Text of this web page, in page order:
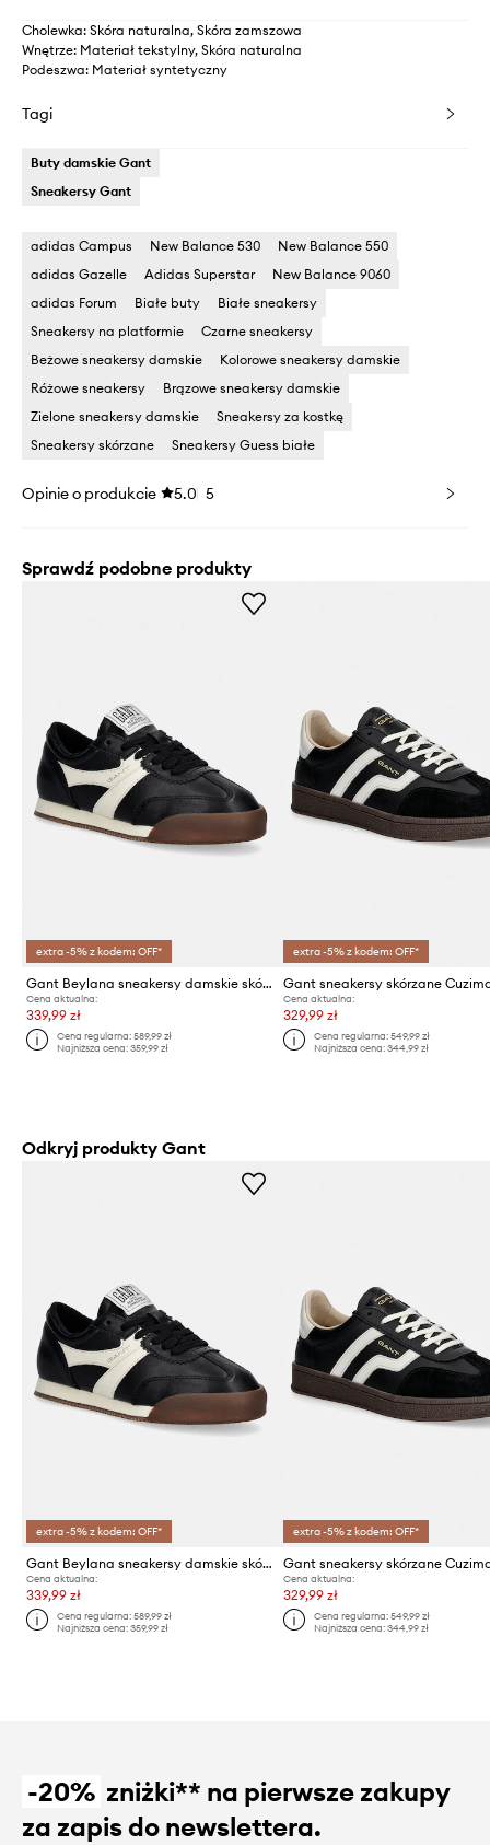
Cholewka: Skóra naturalna, Skóra zamszowa
Wnętrze: Materiał tekstylny, Skóra naturalna
Podeszwa: Materiał syntetyczny
Tagi
Buty damskie Gant
Sneakersy Gant
adidas Campus New Balance 530
New Balance 550
adidas Gazelle
Adidas Superstar
New Balance 9060
adidas Forum
Białe buty
Białe sneakersy
Sneakersy na platformie
Czarne sneakersy
Beżowe sneakersy damskie
Kolorowe sneakersy damskie
Różowe sneakersy
Brązowe sneakersy damskie
Zielone sneakersy damskie
Sneakersy za kostkę
Sneakersy skórzane
Sneakersy Guess białe
Opinie o produkcie 5.0 5
Sprawdź podobne produkty
extra -5% z kodem: OFF*
Gant Beylana sneakersy damskie skórzane
Cena aktualna:
339,99 zł
Cena regularna:589,99 zł
Najniższa cena:359,99 zł
extra -5% z kodem: OFF*
Gant sneakersy skórzane
Cena aktualna:
329,99 zł
Cena regularna: 549,99 zł
Najniższa cena: 344,99 zł
Odkryj produkty Gant
extra -5% z kodem: OFF*
Gant Beylana sneakersy damskie skórzane
Cena aktualna:
339,99 zł
Cena regularna:589,99 zł
Najniższa cena:359,99 zł
extra -5% z kodem: OFF*
Gant sneakersy skórzane
Cena aktualna:
329,99 zł
Cena regularna: 549,99 zł
Najniższa cena: 344,99 zł
-20% zniżki** na pierwsze zakupy
za zapis do newslettera.